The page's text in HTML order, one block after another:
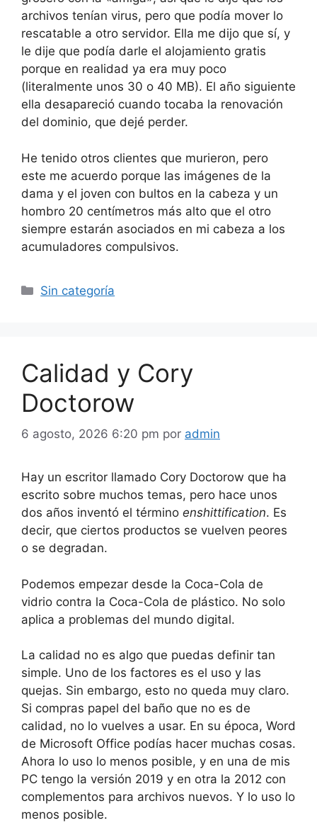
archivos tenían virus, pero que podía mover lo
rescatable a otro servidor. Ella me dijo que sí, y
le dije que podía darle el alojamiento gratis
porque en realidad ya era muy poco
(literalmente unos 30 o 40 MB). El año siguiente
ella desapareció cuando tocaba la renovación
del dominio, que dejé perder.
He tenido otros clientes que murieron, pero
este me acuerdo porque las imágenes de la
dama y el joven con bultos en la cabeza y un
hombro 20 centímetros más alto que el otro
siempre estarán asociados en mi cabeza a los
acumuladores compulsivos.
Categorías
Sin categoría
Calidad y Cory
Doctorow
6 agosto, 2026 6:20 pm por admin
Hay un escritor llamado Cory Doctorow que ha
escrito sobre muchos temas, pero hace unos
dos años inventó el término enshittification. Es
decir, que ciertos productos se vuelven peores
o se degradan.
Podemos empezar desde la Coca-Cola de
vidrio contra la Coca-Cola de plástico. No solo
aplica a problemas del mundo digital.
La calidad no es algo que puedas definir tan
simple. Uno de los factores es el uso y las
quejas. Sin embargo, esto no queda muy claro.
Si compras papel del baño que no es de
calidad, no lo vuelves a usar. En su época, Word
de Microsoft Office podías hacer muchas cosas.
Ahora lo uso lo menos posible, y en una de mis
PC tengo la versión 2019 y en otra la 2012 con
complementos para archivos nuevos. Y lo uso lo
menos posible.